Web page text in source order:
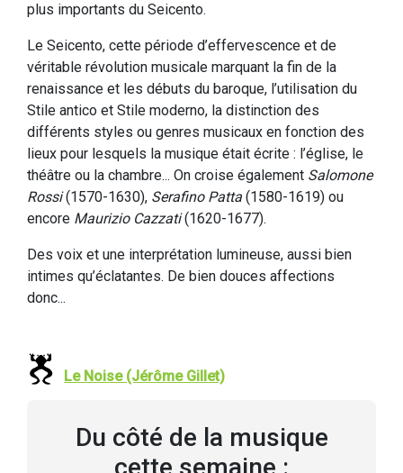
plus importants du Seicento.
Le Seicento, cette période d’effervescence et de
véritable révolution musicale marquant la fin de la
renaissance et les débuts du baroque, l’utilisation du
Stile antico et Stile moderno, la distinction des
différents styles ou genres musicaux en fonction des
lieux pour lesquels la musique était écrite : l’église, le
théâtre ou la chambre... On croise également Salomone
Rossi(1570-1630), Serafino Patta (1580-1619) ou
encore Maurizio Cazzati(1620-1677).
Des voix et une interprétation lumineuse, aussi bien
intimes qu’éclatantes. De bien douces affections
donc...
Le Noise (Jérôme Gillet)
Du côté de la musique